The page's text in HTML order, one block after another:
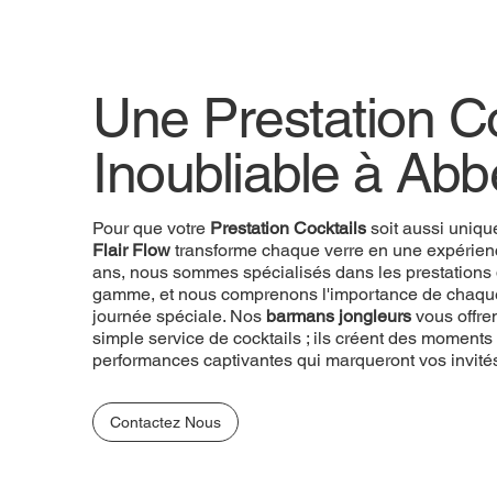
Une Prestation
Inoubliable à
Pour que votre Prestation Cocktails soit aussi
Flair Flow transforme chaque verre en une
ans, nous sommes spécialisés dans les prestations
gamme, et nous comprenons l'importance de
journée spéciale. Nos barmans jongleurs vous
simple service de cocktails ; ils créent des
performances captivantes qui marqueront vos
Contactez Nous